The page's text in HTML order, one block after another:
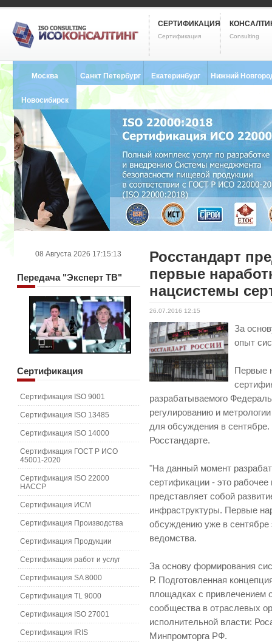
СЕРТИФИКАЦИЯ
Сертификация Consulting
Москва Санкт Петербург
8 (812) 748-2493
Екатеринбург
8 (343) 237-2593
Нижний
Новосибирск
8 (383) 227-8449
Росстандарт
первые
нацсистемы
26.07.2016 12:15
За
опыт
Первые
разрабатываемого
регулированию и
для обсуждения в
Росстандарте.
"На данный момент
сертификации - это рабочее
представляет собой
инфраструктуры. Первые
обсуждению уже в сентябре
ведомства.
За основу формирования
Р. Подготовленная
площадках с привлечением
сообщества в отраслевых
исполнительной власти:
Минпромторга РФ.
08 Августа 2026 17:15:13
Передача"Эксперт ТВ"
Сертификация
Сертификация ISO 9001
Сертификация ISO 13485
Сертификация ISO 14000
Сертификация ГОСТ Р ИСО
45001-2020
Сертификация ISO 22000
HACCP
Сертификация ИСМ
Сертификация Производства
Сертификация Продукции
Сертификация работ и услуг
Сертификация SA 8000
Сертификация TL 9000
Сертификация ISO 27001
Сертификация IRIS